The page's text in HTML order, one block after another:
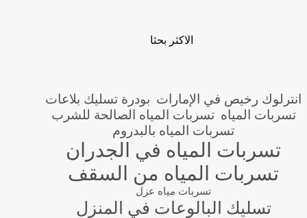
الاكثر بحثا
انترلوك رخيص في الإمارات بودرة تسليك بلاعات
تسربات المياه تسربات المياه الصالحة للشرب
تسربات المياه بالبدروم
تسربات المياه في الجدران
تسربات المياه من السقف
تسربات مياه عزل
تسليك البالوعات في المنزل